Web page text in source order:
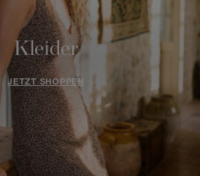
Kleider
JETZT SHOPPEN